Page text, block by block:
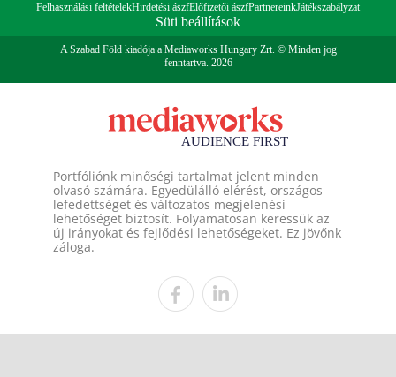
Felhasználási feltételekHirdetési ászfElőfizetői ászfPartnereinkJátékszabályzat
Süti beállítások
A Szabad Föld kiadója a Mediaworks Hungary Zrt. © Minden jog
fenntartva. 2026
Portfóliónk minőségi tartalmat jelent minden
olvasó számára. Egyedülálló elérést, országos
lefedettséget és változatos megjelenési
lehetőséget biztosít. Folyamatosan keressük az
új irányokat és fejlődési lehetőségeket. Ez jövőnk
záloga.